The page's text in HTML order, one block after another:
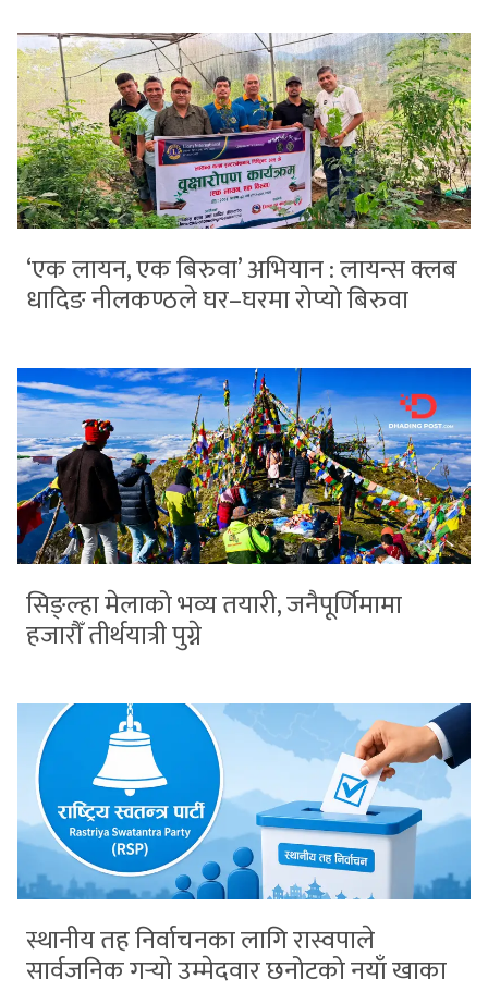
‘एक लायन, एक बिरुवा’ अभियान : लायन्स क्लब
धादिङ नीलकण्ठले घर–घरमा रोप्यो बिरुवा
सिङ्ल्हा मेलाको भव्य तयारी, जनैपूर्णिमामा
हजारौँ तीर्थयात्री पुग्ने
स्थानीय तह निर्वाचनका लागि रास्वपाले
सार्वजनिक गर्‍यो उम्मेदवार छनोटको नयाँ खाका